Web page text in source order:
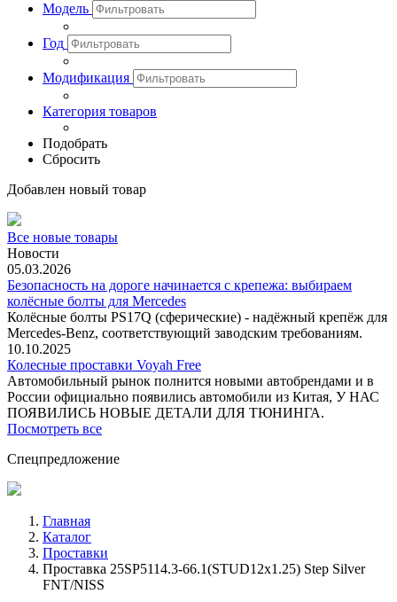
Модель
Год
Модификация
Категория товаров
Подобрать
Сбросить
Добавлен новый товар
Все новые товары
Новости
05.03.2026
Безопасность на дороге начинается с крепежа: выбираем
колёсные болты для Mercedes
Колёсные болты PS17Q (сферические) - надёжный крепёж для
Mercedes‑Benz, соответствующий заводским требованиям.
10.10.2025
Колесные проставки Voyah Free
Автомобильный рынок полнится новыми автобрендами и в
России официально появились автомобили из Китая, У НАС
ПОЯВИЛИСЬ НОВЫЕ ДЕТАЛИ ДЛЯ ТЮНИНГА.
Посмотреть все
Спецпредложение
Главная
Каталог
Проставки
Проставка 25SP5114.3-66.1(STUD12x1.25) Step Silver
FNT/NISS